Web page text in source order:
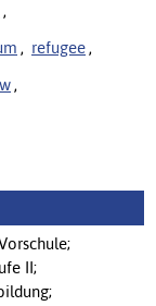
,
, refugee ,
,
II;